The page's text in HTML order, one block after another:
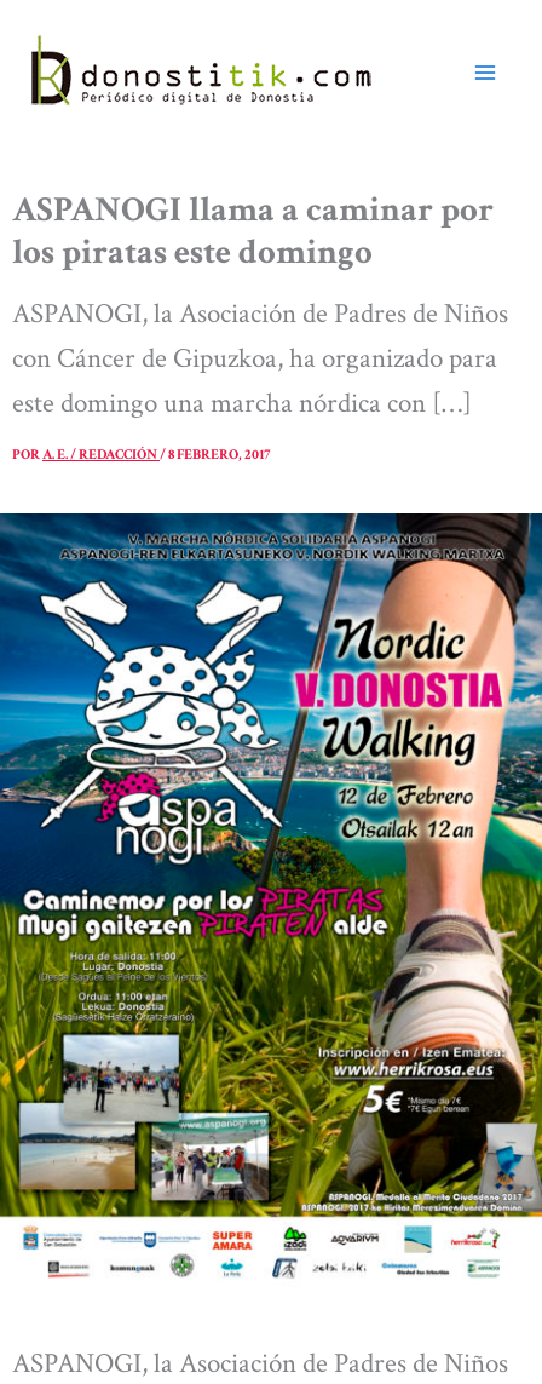
contenido
ASPANOGI llama a caminar por
los piratas este domingo
ASPANOGI, la Asociación de Padres de Niños
con Cáncer de Gipuzkoa, ha organizado para
este domingo una marcha nórdica con […]
PORA. E. / REDACCIÓN/8 FEBRERO, 2017
ASPANOGI, la Asociación de Padres de Niños